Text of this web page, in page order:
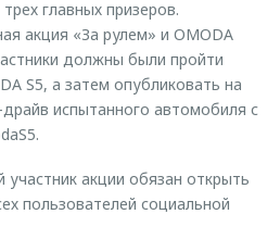
главных призеров.
акция «За рулем» и OMODA
должны были пройти
S5, а затем опубликовать на
драйв испытанного автомобиля с
акции обязан открыть
пользователей социальной